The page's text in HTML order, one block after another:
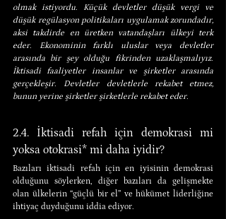
olmak istiyordu. Küçük devletler düşük vergi ve
düşük regülasyon politikaları uygulamak zorundadır,
aksi takdirde en üretken vatandaşları ülkeyi terk
eder. Ekonominin farklı uluslar veya devletler
arasında bir şey olduğu fikrinden uzaklaşmalıyız.
İktisadi faaliyetler insanlar ve şirketler arasında
gerçekleşir. Devletler devletlerle rekabet etmez,
bunun yerine şirketler şirketlerle rekabet eder.
2.4. İktisadi refah için demokrasi mi
yoksa otokrasi* mi daha iyidir?
Bazıları iktisadi refah için en iyisinin demokrasi
olduğunu söylerken, diğer bazıları da gelişmekte
olan ülkelerin “güçlü bir el” ve hükümet liderliğine
ihtiyaç duyduğunu iddia ediyor.